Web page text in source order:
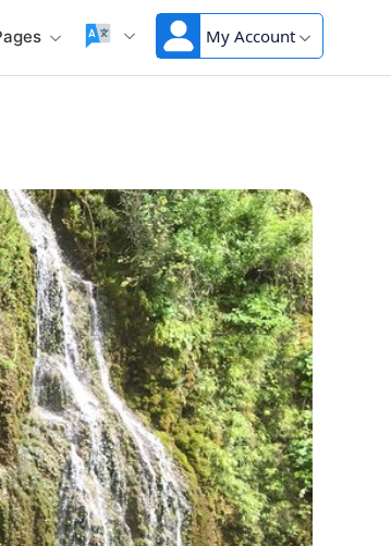
My Account